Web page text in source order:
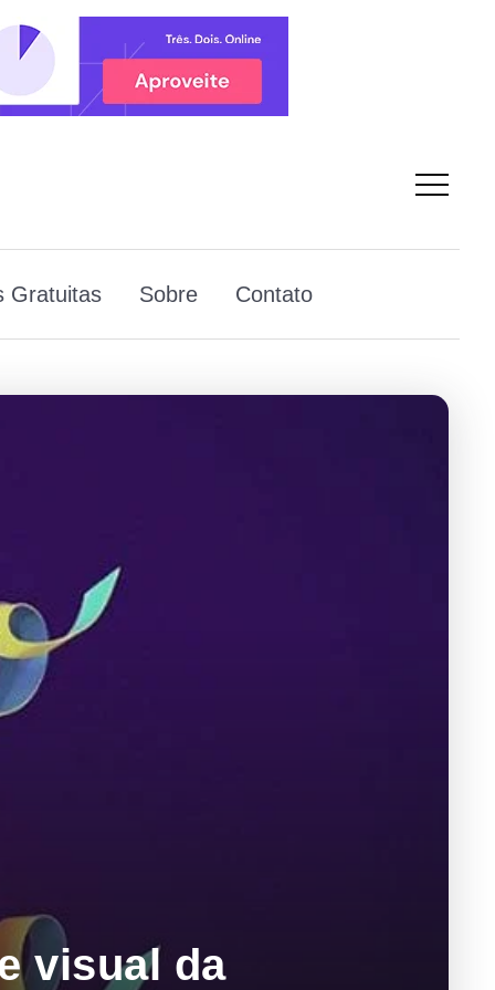
Gratuitas Sobre Contato
visual da